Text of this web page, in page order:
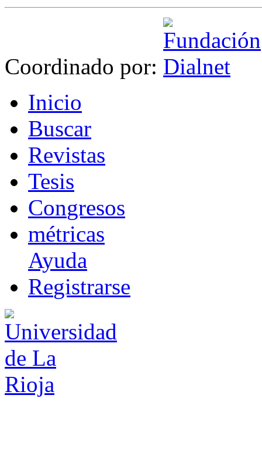
Coordinado por:
Inicio
Buscar
Revistas
Tesis
Congresos
métricas
Ayuda
Registrarse